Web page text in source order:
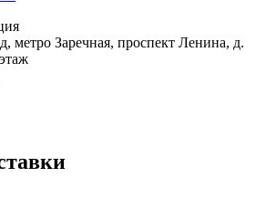
, метро Заречная, проспект Ленина, д.